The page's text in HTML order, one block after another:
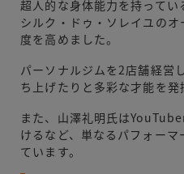
超人的な身体能力を持って
シルク・ドゥ・ソレイユの
度を高めました。
パーソナルジムを2店舗経営
ち上げたりと多彩な才能を発
また、山澤礼明氏は
けるなど、単なるパフォー
ています。